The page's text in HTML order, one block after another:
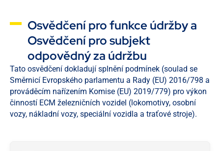
Osvědčení pro funkce údržby a
Osvědčení pro subjekt
odpovědný za údržbu
Tato osvědčení dokladují splnění podmínek (soulad se
Směrnicí Evropského parlamentu a Rady (EU) 2016/798 a
prováděcím nařízením Komise (EU) 2019/779) pro výkon
činností ECM železničních vozidel (lokomotivy, osobní
vozy, nákladní vozy, speciální vozidla a traťové stroje).